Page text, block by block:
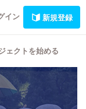
イン 新規登録
ェクトを始める